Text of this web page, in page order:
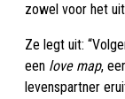
zowel voor het
Ze legt uit:
een love map,
levenspartner